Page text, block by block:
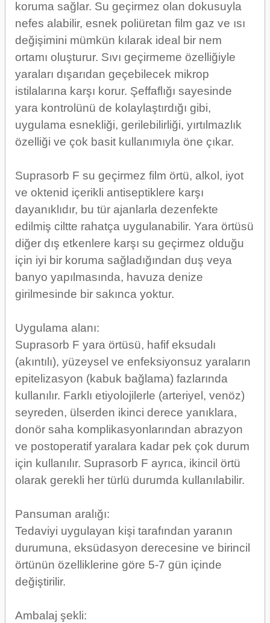
koruma sağlar. Su geçirmez olan dokusuyla
nefes alabilir, esnek poliüretan film gaz ve ısı
değişimini mümkün kılarak ideal bir nem
ortamı oluşturur. Sıvı geçirmeme özelliğiyle
yaraları dışarıdan geçebilecek mikrop
istilalarına karşı korur. Şeffaflığı sayesinde
yara kontrolünü de kolaylaştırdığı gibi,
uygulama esnekliği, gerilebilirliği, yırtılmazlık
özelliği ve çok basit kullanımıyla öne çıkar.
Suprasorb F su geçirmez film örtü, alkol, iyot
ve oktenid içerikli antiseptiklere karşı
dayanıklıdır, bu tür ajanlarla dezenfekte
edilmiş ciltte rahatça uygulanabilir. Yara örtüsü
diğer dış etkenlere karşı su geçirmez olduğu
için iyi bir koruma sağladığından duş veya
banyo yapılmasında, havuza denize
girilmesinde bir sakınca yoktur.
Uygulama alanı:
Suprasorb F yara örtüsü, hafif eksudalı
(akıntılı), yüzeysel ve enfeksiyonsuz yaraların
epitelizasyon (kabuk bağlama) fazlarında
kullanılır. Farklı etiyolojilerle (arteriyel, venöz)
seyreden, ülserden ikinci derece yanıklara,
donör saha komplikasyonlarından abrazyon
ve postoperatif yaralara kadar pek çok durum
için kullanılır. Suprasorb F ayrıca, ikincil örtü
olarak gerekli her türlü durumda kullanılabilir.
Pansuman aralığı:
Tedaviyi uygulayan kişi tarafından yaranın
durumuna, eksüdasyon derecesine ve birincil
örtünün özelliklerine göre 5-7 gün içinde
değiştirilir.
Ambalaj şekli: